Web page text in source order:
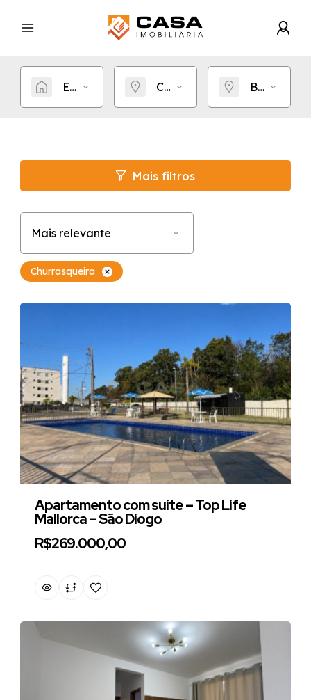
Estou procurando por... Cidade Bairro
Mais filtros
Mais relevante
Churrasqueira
Apartamento com suíte – Top Life
Mallorca – São Diogo
R$269.000,00